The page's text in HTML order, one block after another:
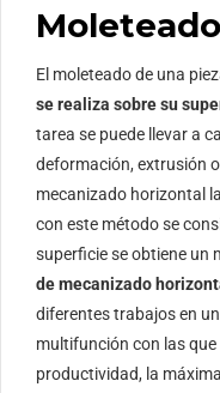
Moleteado
El moleteado de una
se realiza sobre su
tarea se puede llevar a
deformación, extrusión
mecanizado horizontal
con este método se
superficie se obtiene un
de mecanizado
diferentes trabajos en
multifunción con las
productividad, la